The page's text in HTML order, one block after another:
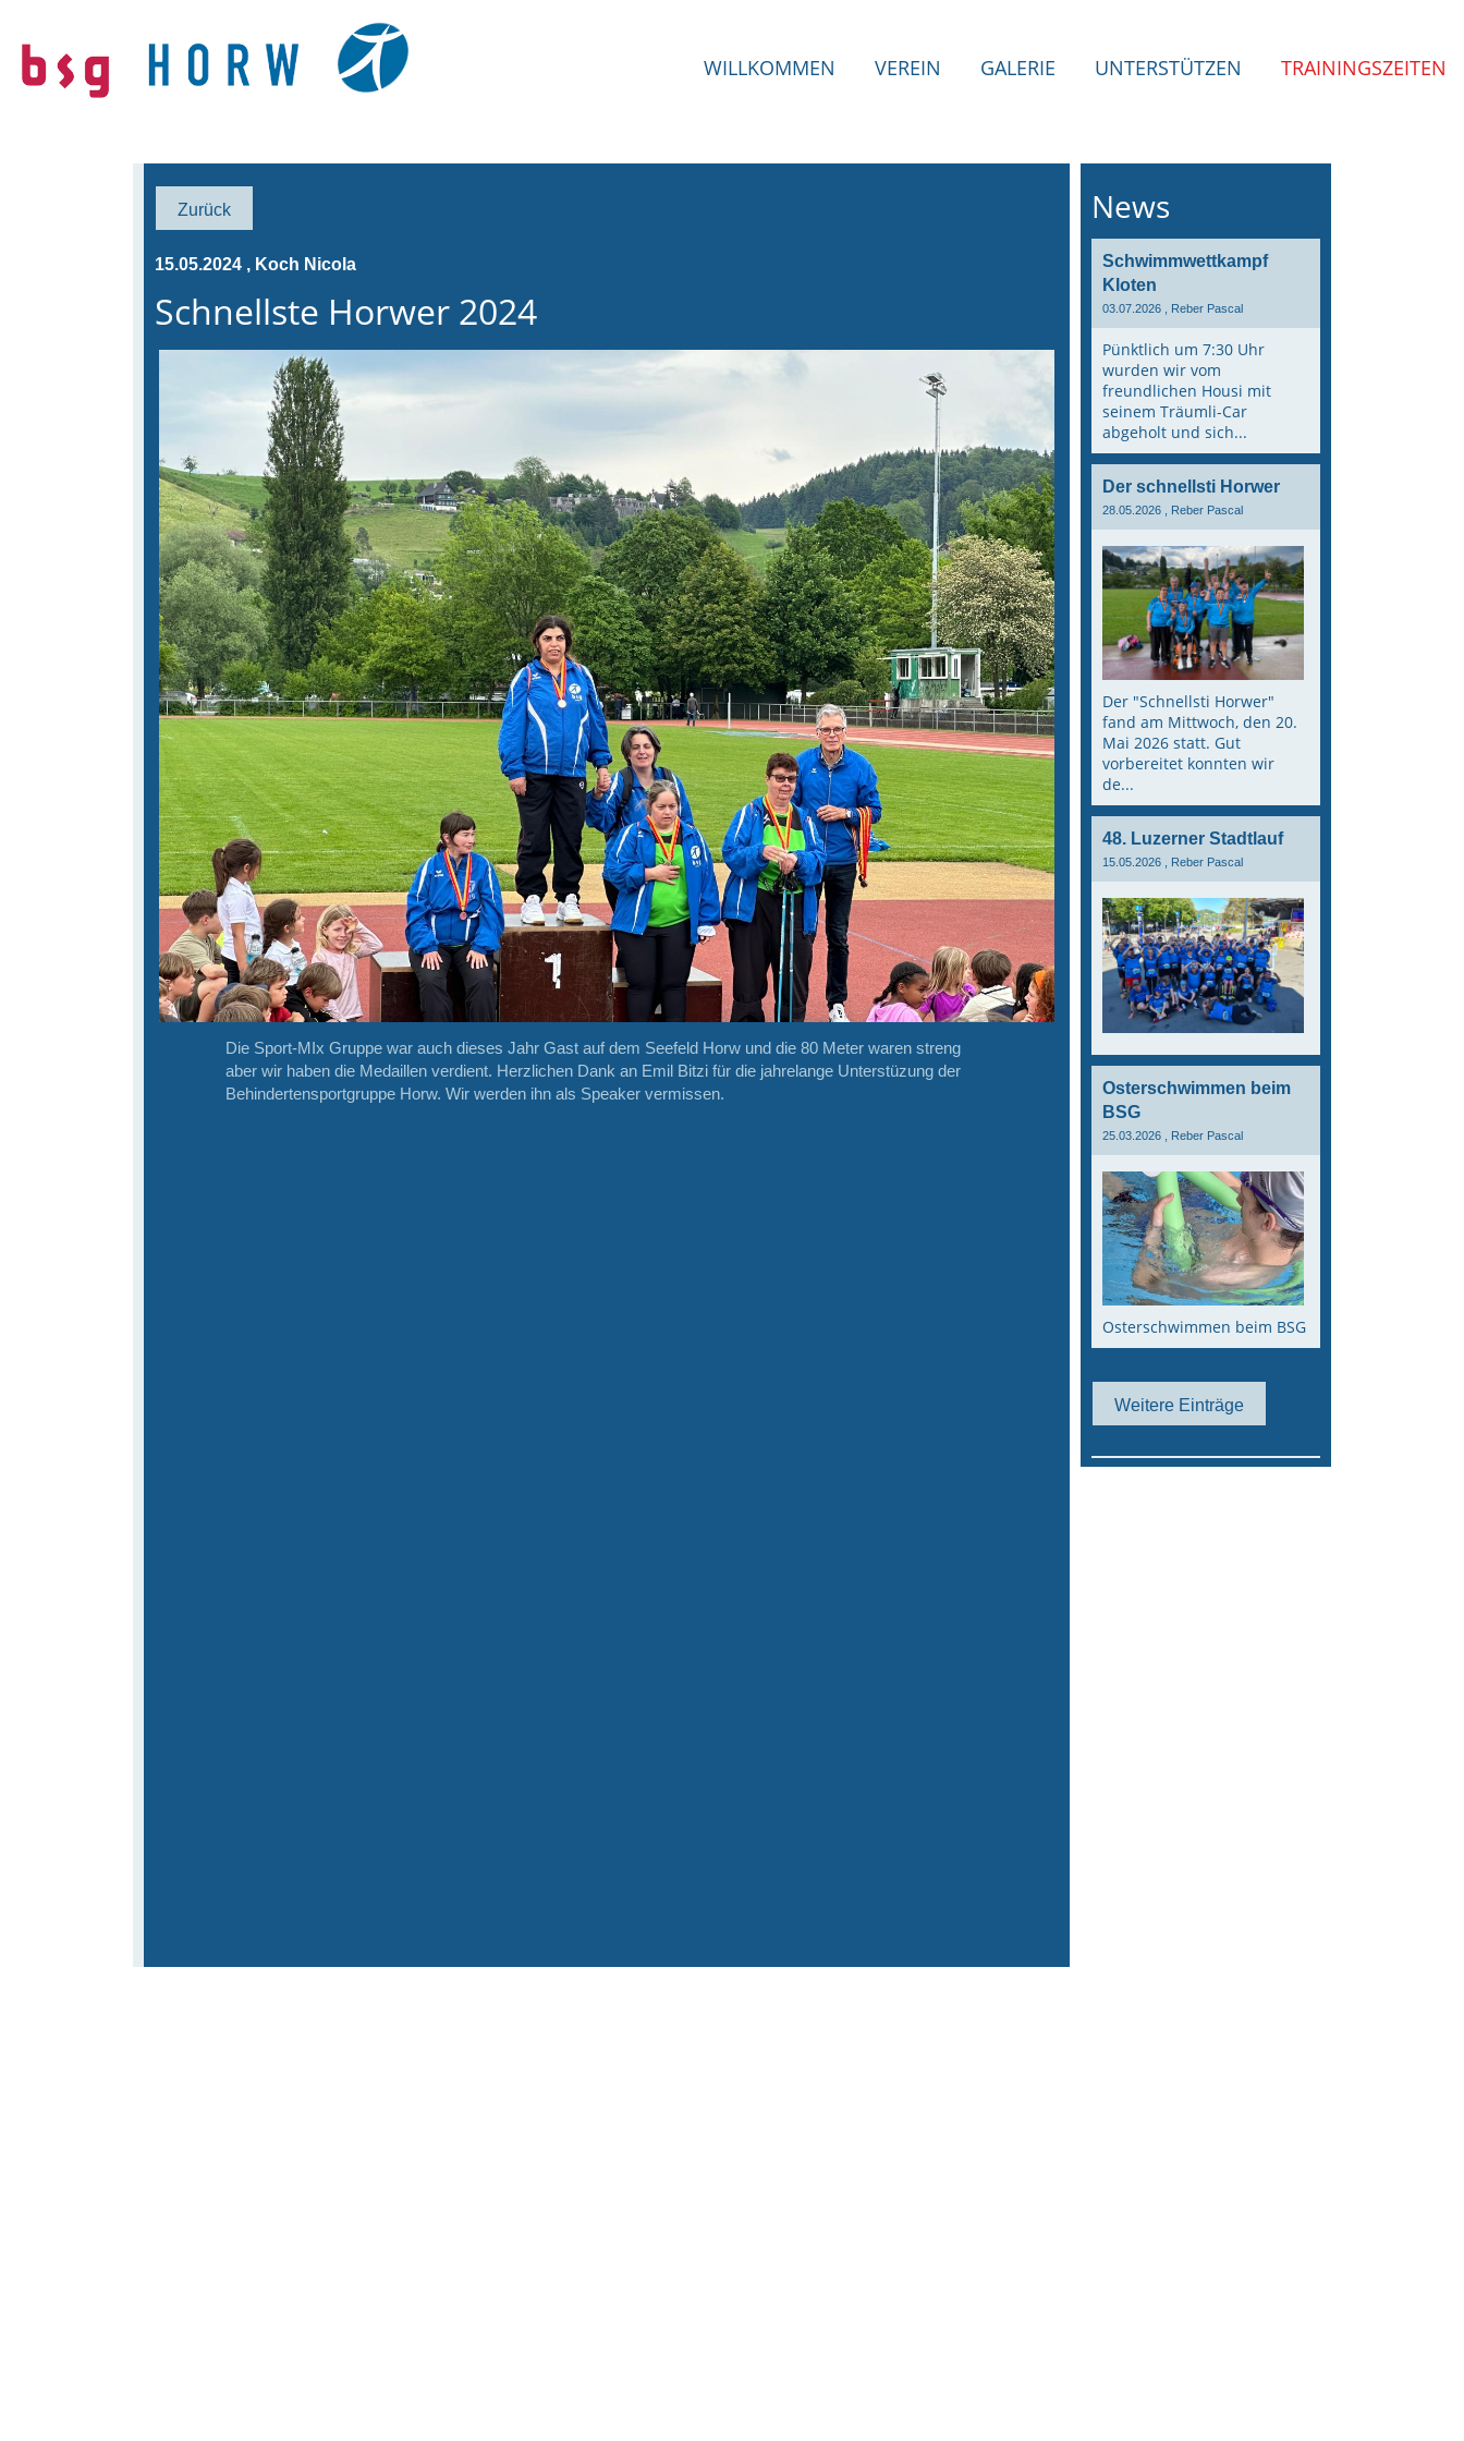
WILLKOMMEN VEREIN GALERIE UNTERSTÜTZEN TRAININGSZEITEN
Zurück
15.05.2024 , Koch Nicola
Schnellste Horwer 2024
Die Sport-MIx Gruppe war auch dieses Jahr Gast auf dem Seefeld Horw und die 80 Meter waren streng
aber wir haben die Medaillen verdient. Herzlichen Dank an Emil Bitzi für die jahrelange Unterstüzung der
Behindertensportgruppe Horw. Wir werden ihn als Speaker vermissen.
News
Schwimmwettkampf
Kloten
03.07.2026 , Reber Pascal
Pünktlich um 7:30 Uhr
wurden wir vom
freundlichen Housi mit
seinem Träumli-Car
abgeholt und sich...
Der schnellsti Horwer
28.05.2026 , Reber Pascal
Der "Schnellsti Horwer"
fand am Mittwoch, den 20.
Mai 2026 statt. Gut
vorbereitet konnten wir
de...
48. Luzerner Stadtlauf
15.05.2026 , Reber Pascal
Osterschwimmen beim
BSG
25.03.2026 , Reber Pascal
Osterschwimmen beim BSG
Weitere Einträge